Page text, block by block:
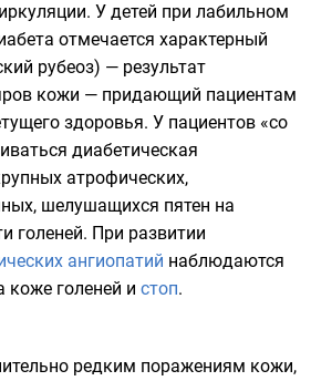
У детей при лабильном
отмечается характерный
рубеоз) — результат
кожи — придающий пациентам
здоровья. У пациентов «со
диабетическая
атрофических,
шелушащихся пятен на
голеней. При развитии
ангиопатий наблюдаются
коже голеней и стоп.
редким поражениям кожи,